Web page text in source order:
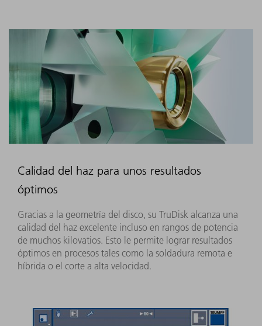
Calidad del haz para unos resultados
óptimos
Gracias a la geometría del disco, su TruDisk alcanza una
calidad del haz excelente incluso en rangos de potencia
de muchos kilovatios. Esto le permite lograr resultados
óptimos en procesos tales como la soldadura remota e
híbrida o el corte a alta velocidad.